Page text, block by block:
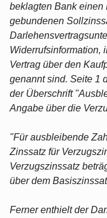
beklagten Bank einen
gebundenen
Widerrufsinformation,
Vertrag über den
genannt sind. Seite 1
der Überschrift
Angabe über die
"Für ausbleibende
Zinssatz für
Verzugszinssatz
über dem
Ferner enthielt der